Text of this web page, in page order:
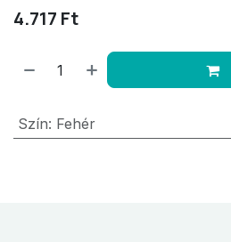
4.717 Ft
Szín: Fehér